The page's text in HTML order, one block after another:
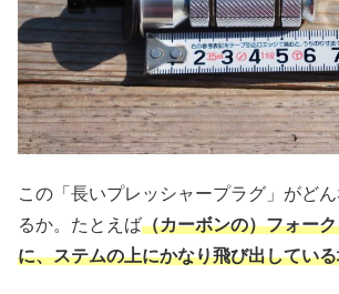
この「長いプレッシャープラグ」がど
るか。たとえば（カーボンの）フォー
に、ステムの上にかなり飛び出してい